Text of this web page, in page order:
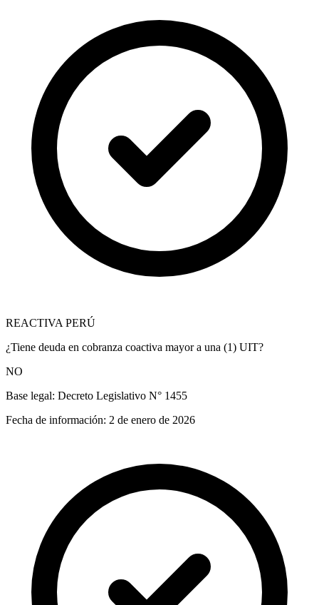
REACTIVA PERÚ
¿Tiene deuda en cobranza coactiva mayor a una (1) UIT?
NO
Base legal: Decreto Legislativo N° 1455
Fecha de información: 2 de enero de 2026